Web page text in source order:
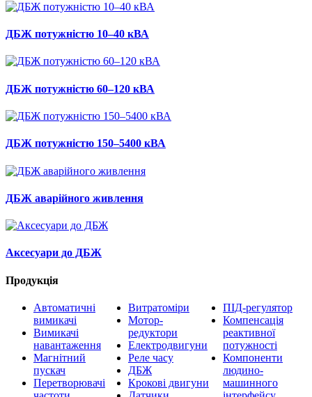
ДБЖ потужністю 10–40 кВА
ДБЖ потужністю 60–120 кВА
ДБЖ потужністю 150–5400 кВА
ДБЖ аварійного живлення
Аксесуари до ДБЖ
Продукція
Автоматичні
вимикачі
Вимикачі
навантаження
Магнітний
пускач
Перетворювачі
Витратоміри
Мотор-
редуктори
Електродвигуни
Реле часу
ДБЖ
Крокові двигуни
ПІД-регулятор
Компенсація
реактивної
потужності
Компоненти
людино-
машинного